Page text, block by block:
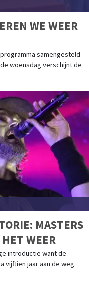
WE WEER
programma samengesteld
woensdag verschijnt de
MASTERS
WEER
introductie want de
vijftien jaar aan de weg.